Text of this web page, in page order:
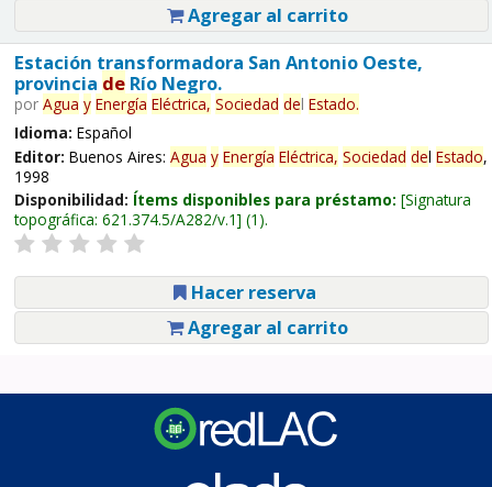
Agregar al carrito
Estación transformadora San Antonio Oeste,
provincia deRío Negro.
por Agua y Energía Eléctrica, Sociedad del Estado.
Idioma: Español
Editor: Buenos Aires: Agua y Energía Eléctrica, Sociedad del Estado,
1998
Disponibilidad: Ítems disponibles para préstamo: Signatura
topográfica: 621.374.5/A282/v.1 (1).
Hacer reserva
Agregar al carrito